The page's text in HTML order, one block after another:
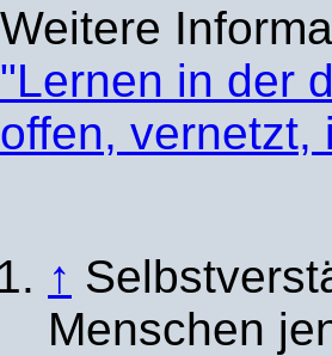
Weitere
"Lernen in der
offen, vernetzt,
↑
Menschen